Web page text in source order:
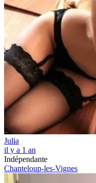
Julia
il y a 1 an
Indépendante
Chanteloup-les-Vignes